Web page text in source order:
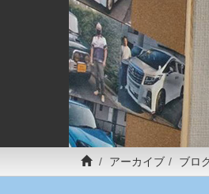
アーカイブ ブロ